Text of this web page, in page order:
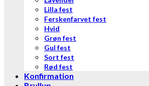
Lilla fest
Ferskenfarvet fest
Hvid
Grøn fest
Gul fest
Sort fest
Rød fest
Konfirmation